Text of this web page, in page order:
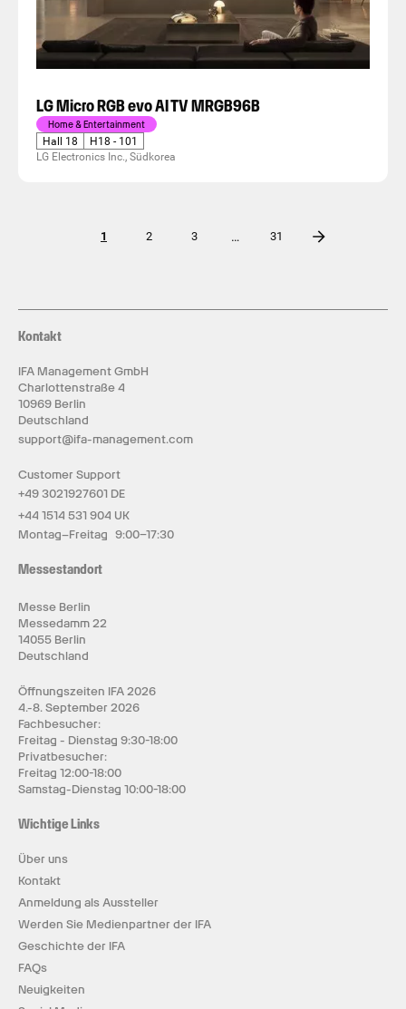
LG Micro RGB evo AI TV MRGB96B
Home & Entertainment
Hall 18
H18 - 101
LG Electronics Inc., Südkorea
1 2 3 … 31
Kontakt
IFA Management GmbH
Charlottenstraße 4
10969 Berlin
Deutschland
support@ifa-management.com
Customer Support
+49 3021927601 DE
+44 1514 531 904 UK
Montag–Freitag 9:00–17:30
Messestandort
Messe Berlin
Messedamm 22
14055 Berlin
Deutschland
Öffnungszeiten IFA 2026
4.-8. September 2026
Fachbesucher:
Freitag - Dienstag 9:30-18:00
Privatbesucher:
Freitag 12:00-18:00
Samstag-Dienstag 10:00-18:00
Wichtige Links
Über uns
Kontakt
Anmeldung als Aussteller
Werden Sie Medienpartner der IFA
Geschichte der IFA
FAQs
Neuigkeiten